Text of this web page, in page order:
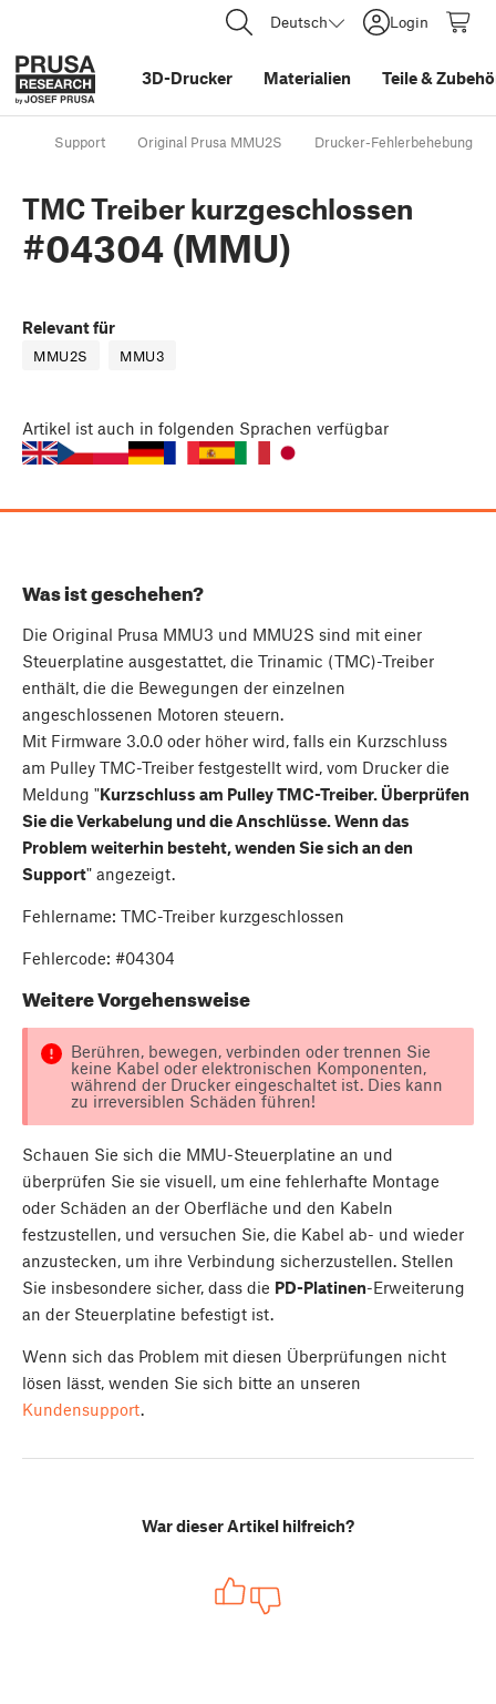
Deutsch Login
3D-Drucker Materialien Teile&
Support Original Prusa MMU2S Drucker-Fehlerbehebung
TMC Treiber kurzgeschlossen
#04304 (MMU)
Relevant für
MMU2S MMU3
Artikel ist auch in folgenden Sprachen verfügbar
Was ist geschehen?
Die Original Prusa MMU3 und MMU2S sind mit einer
Steuerplatine ausgestattet, die Trinamic (TMC)-Treiber
enthält, die die Bewegungen der einzelnen
angeschlossenen Motoren steuern.
Mit Firmware 3.0.0 oder höher wird, falls ein Kurzschluss
am Pulley TMC-Treiber festgestellt wird, vom Drucker die
Meldung "Kurzschluss am Pulley TMC-Treiber. Überprüfen
Sie die Verkabelung und die Anschlüsse. Wenn das
Problem weiterhin besteht, wenden Sie sich an den
Support" angezeigt.
Fehlername: TMC-Treiber kurzgeschlossen
Fehlercode: #04304
Weitere Vorgehensweise
Berühren, bewegen, verbinden oder trennen Sie
keine Kabel oder elektronischen Komponenten,
während der Drucker eingeschaltet ist. Dies kann
zu irreversiblen Schäden führen!
Schauen Sie sich die MMU-Steuerplatine an und
überprüfen Sie sie visuell, um eine fehlerhafte Montage
oder Schäden an der Oberfläche und den Kabeln
festzustellen, und versuchen Sie, die Kabel ab- und wieder
anzustecken, um ihre Verbindung sicherzustellen. Stellen
Sie insbesondere sicher, dass die PD-Platinen-Erweiterung
an der Steuerplatine befestigt ist.
Wenn sich das Problem mit diesen Überprüfungen nicht
lösen lässt, wenden Sie sich bitte an unseren
Kundensupport.
War dieser Artikel hilfreich?